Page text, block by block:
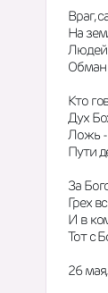
Враг,
На
Людей
Обман
Кто
Дух
Ложь -
Пути
За
Грех
И в
Тот с
26